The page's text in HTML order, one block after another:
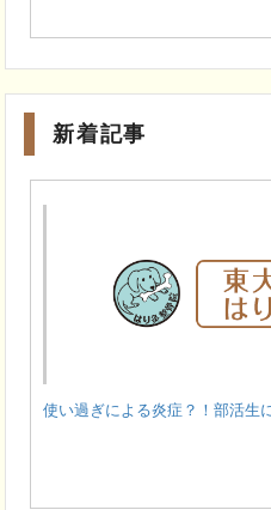
新着記事
使い過ぎによる炎症？！部活生